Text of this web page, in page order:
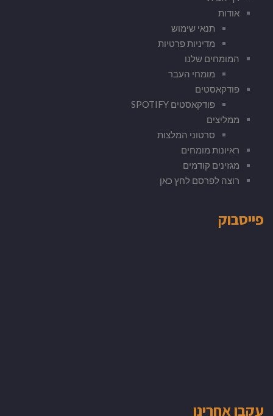
אודות
תנאי שימוש
מדיניות פרטיות
המומחים שלנו
מומחי העבר
פודקאסטים
פודקאסטים SPOTIFY
ממליצים
סרטוני המלצות
ראיונות מומחים
מגזינים קודמים
רוצה לפרסם לחץ כאן
פייסבוק
עקבו אחרינו